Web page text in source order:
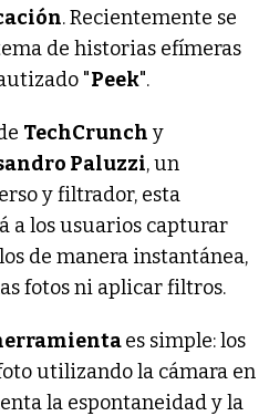
. Recientemente se
de historias efímeras
"Peek".
TechCrunch y
Paluzzi, un
y filtrador, esta
a los usuarios capturar
de manera instantánea,
fotos ni aplicar filtros.
es simple: los
utilizando la cámara en
la espontaneidad y la